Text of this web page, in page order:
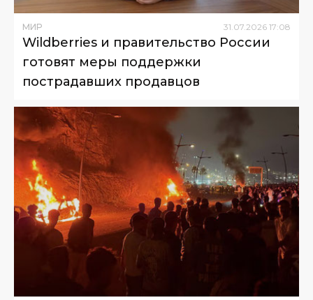
МИР 31 07 2026 17:08
Wildberries и правительство России
готовят меры поддержки
пострадавших продавцов